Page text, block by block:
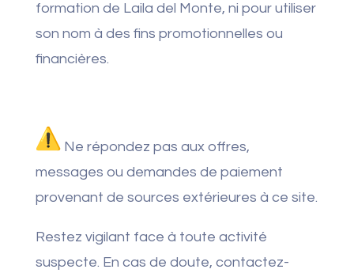
formation de Laila del Monte, ni pour utiliser
son nom à des fins promotionnelles ou
financières.
Ne répondez pas aux offres,
messages ou demandes de paiement
provenant de sources extérieures à ce site.
Restez vigilant face à toute activité
suspecte. En cas de doute, contactez-